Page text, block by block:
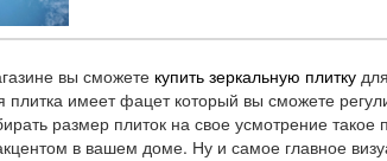
вы сможете купить зеркальную плитку
плитка имеет фацет который вы сможете
размер плиток на свое усмотрение
в вашем доме. Ну и самое главное